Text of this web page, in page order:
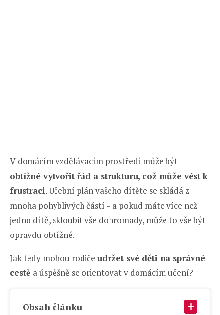
V domácím vzdělávacím prostředí může být
obtížné vytvořit řád a strukturu, což může vést k
frustraci. Učební plán vašeho dítěte se skládá z
mnoha pohyblivých částí – a pokud máte více než
jedno dítě, skloubit vše dohromady, může to vše být
opravdu obtížné.
Jak tedy mohou rodiče udržet své děti na správné
cestě a úspěšně se orientovat v domácím učení?
Obsah článku